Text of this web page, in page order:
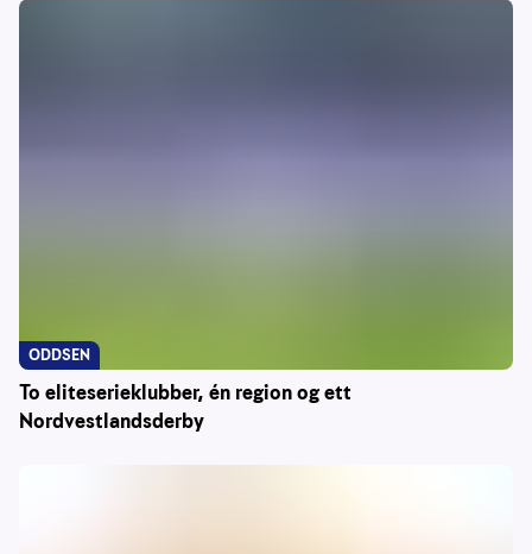
To eliteserieklubber, én region og ett
Nordvestlandsderby
ODDSEN